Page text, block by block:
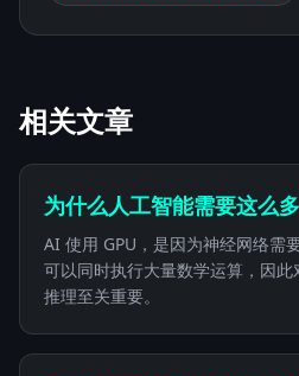
相关文章
为什么人工智能需要这么
AI 使用 GPU，是因为神经网络需
可以同时执行大量数学运算，因
推理至关重要。